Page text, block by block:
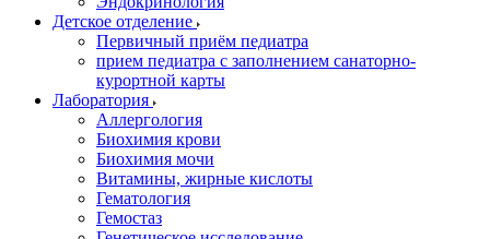
Детское отделение
Первичный приём педиатра
прием педиатра с заполнением санаторно-
курортной карты
Лаборатория
Аллергология
Биохимия крови
Биохимия мочи
Витамины, жирные кислоты
Гематология
Гемостаз